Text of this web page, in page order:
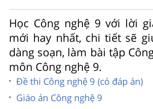
Học Công nghệ 9 với lời
mới hay nhất, chi tiết sẽ
dàng soạn, làm bài tập
môn Công nghệ 9.
Đề thi Công nghệ 9 (có đáp án)
Giáo án Công nghệ 9